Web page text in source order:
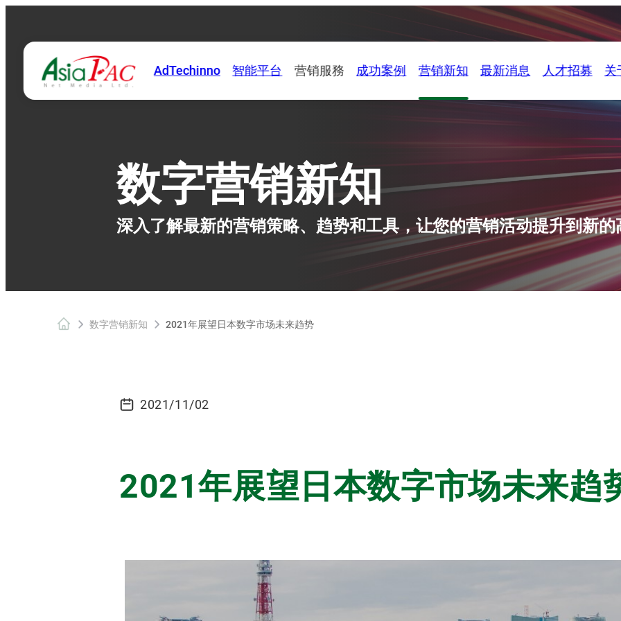
AdTechinno 智能平台 营销服務 成功案例 营销新知 最新消息 人才招募 关
数字营销新知
深入了解最新的营销策略、趋势和工具，让您的营销活动提升到新的
数字营销新知 2021年展望日本数字市场未来趋势
2021/11/02
2021年展望日本数字市场未来趋